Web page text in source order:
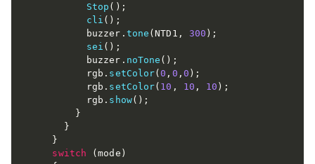
Stop ( ) ;
cli ( ) ;
          buzzer
. tone (NTD1 , 300 ) ;
sei ( ) ;
          buzzer
. noTone ( ) ;
          rgb
. setColor(0 , 0 , 0 ) ;
          rgb
. setColor( 10 , 10 , 10 ) ;
          rgb
. show( ) ;
}
}
}
switch
(mode )